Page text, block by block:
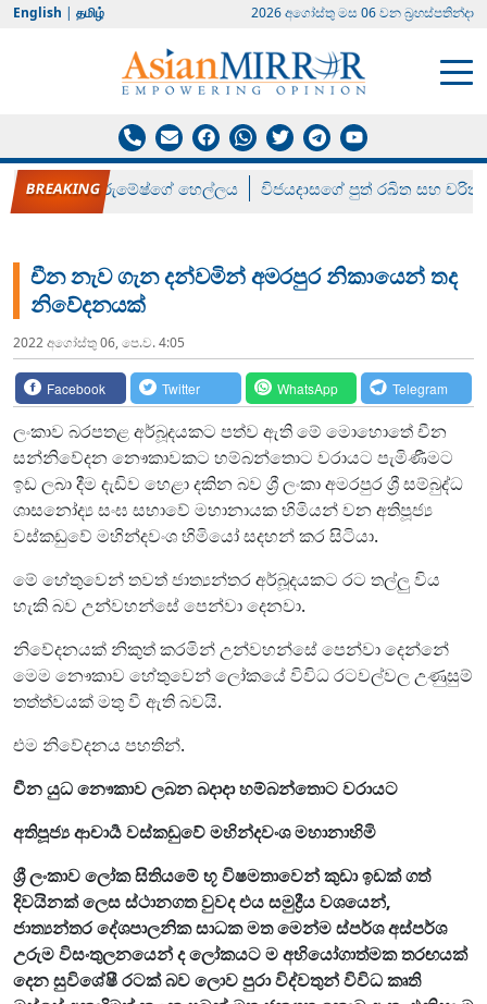
English | தமிழ் 2026 අගෝස්‍තු මස 06 වන බ්‍රහස්පතින්දා
රන් ගෙනා රුමේෂ්ගේ හෙල්ලය විජයදාසගේ පුත් රඛිත සහ චරිත්
චීන නැව ගැන දන්වමින් අමරපුර නිකායෙන් තද
නිවේදනයක්
2022 අගෝස්‍තු 06, පෙ.ව. 4:05
Facebook Twitter WhatsApp Telegram
ලංකාව බරපතළ අර්බූදයකට පත්ව ඇති මේ මොහොතේ චීන
සන්නිවේදන නෞකාවකට හම්බන්තොට වරායට පැමිණීමට
ඉඩ ලබා දීම දැඩිව හෙළා දකින බව ශ්‍රී ලංකා අමරපුර ශ්‍රී සම්බුද්ධ
ශාසනෝද්‍ය සංඝ සභාවේ මහානායක හිමියන් වන අතිපූජ්‍ය
වස්කඩුවේ මහින්දවංශ හිමියෝ සදහන් කර සිටියා.
මේ හේතුවෙන් තවත් ජාත්‍යන්තර අර්බූදයකට රට තල්ලු විය
හැකි බව උන්වහන්සේ පෙන්වා දෙනවා.
නිවේදනයක් නිකුත් කරමින් උන්වහන්සේ පෙන්වා දෙන්නේ
මෙම නෞකාව හේතුවෙන් ලෝකයේ විවිධ රටවල්වල උණුසුම්
තත්ත්වයක් මතු වී ඇති බවයි.
එම නිවේදනය පහතින්.
චීන යුධ නෞකාව ලබන බදාදා හම්බන්තොට වරායට
අතිපූජ්‍ය ආචාර්‍ය වස්කඩුවේ මහින්දවංශ මහානාහිමි
ශ්‍රී ලංකාව ලෝක සිතියමේ භූ විෂමතාවෙන් කුඩා ඉඩක් ගත්
දිවයිනක් ලෙස ස්ථානගත වුවද එය සමුද්‍රීය වශයෙන්,
ජාත්‍යන්තර දේශපාලනික සාධක මත මෙන්ම ස්පර්ශ අස්පර්ශ
උරුම විසංතුලනයෙන් ද ලෝකයට ම අභියෝගාත්මක තරඟයක්
දෙන සුවිශේෂී රටක් බව ලොව පුරා විද්වතුන් විවිධ කෘති